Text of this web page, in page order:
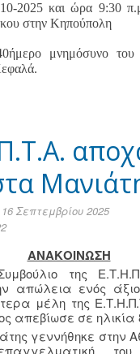
2025 και ώρα 9:30
στην Κηπούπολη
μνημόσυνο
Σεπτεμβρίου 2025
ΑΝΑΚΟΙΝΩΣΗ
της
απώλεια ενός
μέλη της
απεβίωσε σε ηλικία
γεννήθηκε στην
του